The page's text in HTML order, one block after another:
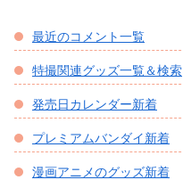
最近のコメント一覧
特撮関連グッズ一覧＆検索
発売日カレンダー新着
プレミアムバンダイ新着
漫画アニメのグッズ新着